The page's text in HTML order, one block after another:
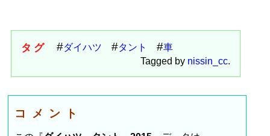
タグ ダイハツ タント
車
Tagged by nissin_cc.
コメント